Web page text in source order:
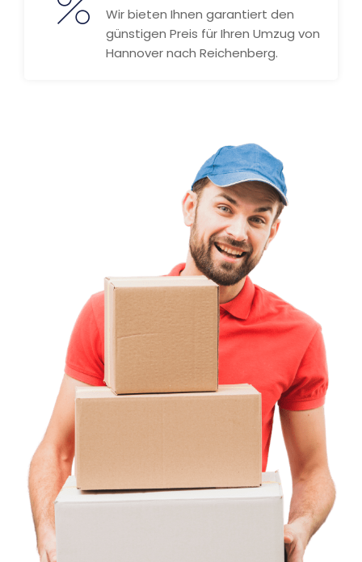
Wir bieten Ihnen garantiert den
günstigen Preis für Ihren Umzug von
Hannover nach Reichenberg.